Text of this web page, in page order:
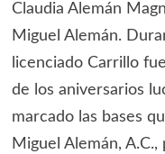
Claudia Alemán
Miguel Alemán.
licenciado Carrillo
de los aniversarios
marcado las bases
Miguel Alemán,